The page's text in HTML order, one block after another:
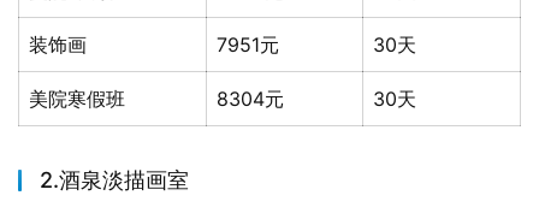
装饰画 7951元 30天
美院寒假班 8304元 30天
2.酒泉淡描画室